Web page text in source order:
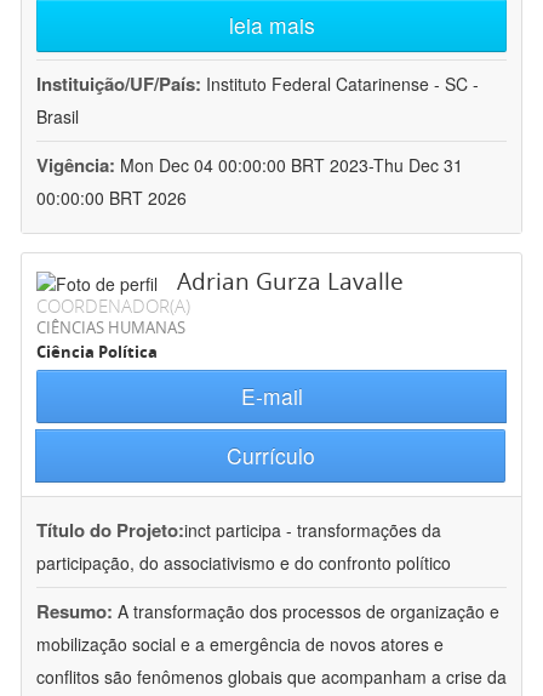
leia mais
Instituição/UF/País: Instituto Federal Catarinense - SC -
Brasil
Vigência: Mon Dec 04 00:00:00 BRT 2023-Thu Dec 31
00:00:00 BRT 2026
Adrian Gurza Lavalle
COORDENADOR(A)
CIÊNCIAS HUMANAS
Ciência Política
E-mail
Currículo
Título do Projeto:inct participa - transformações da
participação, do associativismo e do confronto político
Resumo: A transformação dos processos de organização e
mobilização social e a emergência de novos atores e
conflitos são fenômenos globais que acompanham a crise da